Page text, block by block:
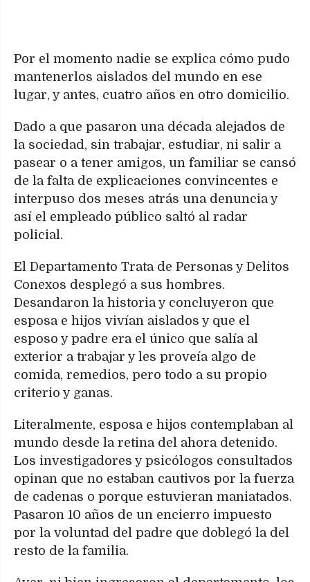
Por el momento nadie se explica cómo pudo
mantenerlos aislados del mundo en ese
lugar, y antes, cuatro años en otro domicilio.
Dado a que pasaron una década alejados de
la sociedad, sin trabajar, estudiar, ni salir a
pasear o a tener amigos, un familiar se cansó
de la falta de explicaciones convincentes e
interpuso dos meses atrás una denuncia y
así el empleado público saltó al radar
policial.
El Departamento Trata de Personas y Delitos
Conexos desplegó a sus hombres.
Desandaron la historia y concluyeron que
esposa e hijos vivían aislados y que el
esposo y padre era el único que salía al
exterior a trabajar y les proveía algo de
comida, remedios, pero todo a su propio
criterio y ganas.
Literalmente, esposa e hijos contemplaban al
mundo desde la retina del ahora detenido.
Los investigadores y psicólogos consultados
opinan que no estaban cautivos por la fuerza
de cadenas o porque estuvieran maniatados.
Pasaron 10 años de un encierro impuesto
por la voluntad del padre que doblegó la del
resto de la familia.